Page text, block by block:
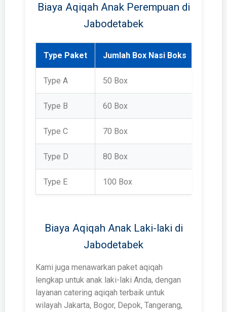
Biaya Aqiqah Anak Perempuan di
Jabodetabek
Type Paket Jumlah Box Nasi Boks
Type A 50 Box
Type B 60 Box
Type C 70 Box
Type D 80 Box
Type E 100 Box
Biaya Aqiqah Anak Laki-laki di
Jabodetabek
Kami juga menawarkan paket aqiqah
lengkap untuk anak laki-laki Anda, dengan
layanan catering aqiqah terbaik untuk
wilayah Jakarta, Bogor, Depok, Tangerang,